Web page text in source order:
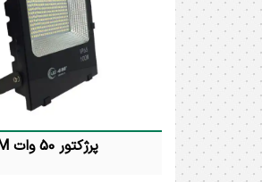
پرژکتور 50 وات 4M